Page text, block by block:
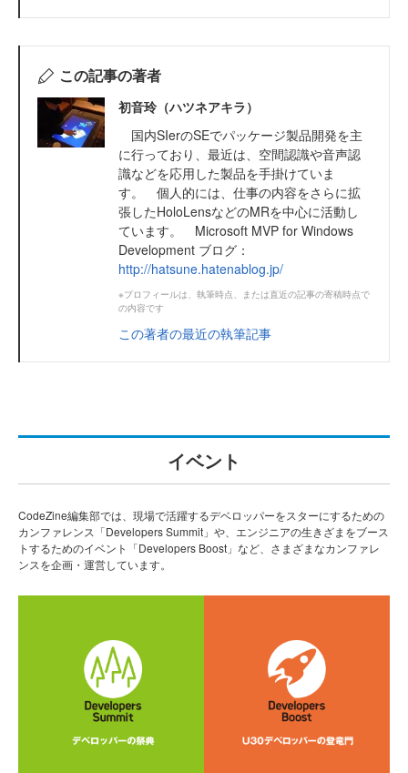
この記事の著者
初音玲（ハツネアキラ）
国内SIerのSEでパッケージ製品開発を主
に行っており、最近は、空間認識や音声認
識などを応用した製品を手掛けていま
す。 個人的には、仕事の内容をさらに拡
張したHoloLensなどのMRを中心に活動し
ています。 Microsoft MVP for Windows
Development ブログ：
http://hatsune.hatenablog.jp/
※プロフィールは、執筆時点、または直近の記事の寄稿時点で
の内容です
この著者の最近の執筆記事
イベント
CodeZine編集部では、現場で活躍するデベロッパーをスターにするための
カンファレンス「Developers Summit」や、エンジニアの生きざまをブース
トするためのイベント「Developers Boost」など、さまざまなカンファレ
ンスを企画・運営しています。